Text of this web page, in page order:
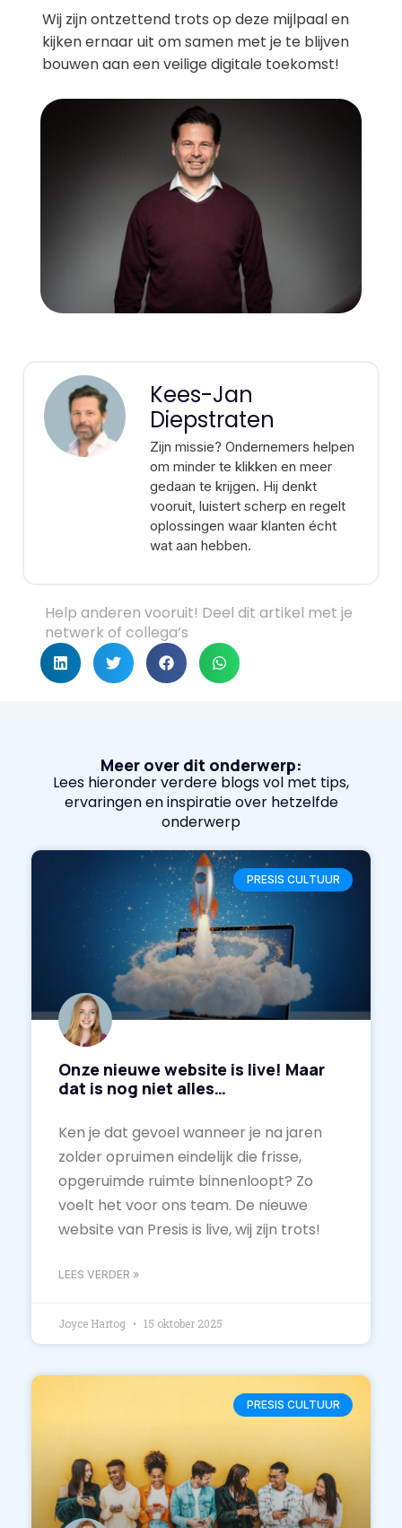
Wij zijn ontzettend trots op deze mijlpaal en
kijken ernaar uit om samen met je te blijven
bouwen aan een veilige digitale toekomst!
Kees-Jan
Diepstraten
Zijn missie? Ondernemers helpen
om minder te klikken en meer
gedaan te krijgen. Hij denkt
vooruit, luistert scherp en regelt
oplossingen waar klanten écht
wat aan hebben.
Help anderen vooruit! Deel dit artikel met je
netwerk of collega’s
Meer over dit onderwerp:
Lees hieronder verdere blogs vol met tips,
ervaringen en inspiratie over hetzelfde
onderwerp
PRESIS CULTUUR
Onze nieuwe website is live! Maar
dat is nog niet alles…
Ken je dat gevoel wanneer je na jaren
zolder opruimen eindelijk die frisse,
opgeruimde ruimte binnenloopt? Zo
voelt het voor ons team. De nieuwe
website van Presis is live, wij zijn trots!
LEES VERDER »
Joyce Hartog 15 oktober 2025
PRESIS CULTUUR